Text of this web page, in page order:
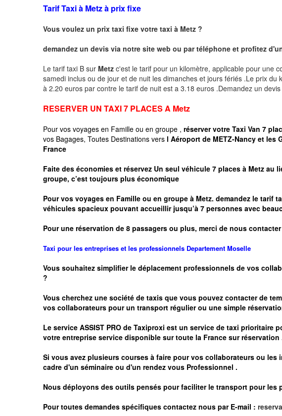
Tarif Taxi à Metz à prix fixe
Vous voulez un prix taxi fixe votre taxi à Metz ?
demandez un devis via notre site web ou par téléphone et profitez
Le tarif taxi B sur Metz c'est le tarif pour un kilomètre, applicable pour une
samedi inclus ou de jour et de nuit les dimanches et jours fériés .Le prix
à 2.20 euros par contre le tarif de nuit est a 3.18 euros .Demandez un devis
RESERVER UN TAXI 7 PLACES A Metz
Pour vos voyages en Famille ou en groupe , réserver votre Taxi Van 7
vos Bagages, Toutes Destinations vers l Aéroport de METZ-Nancy et les
France
Faite des économies et réservez Un seul véhicule 7 places à Metz au
groupe, c’est toujours plus économique
Pour vos voyages en Famille ou en groupe à Metz. demandez le tarif
véhicules spacieux pouvant accueillir jusqu’à 7 personnes avec
Pour une réservation de 8 passagers ou plus, merci de nous
Taxi pour les entreprises et les professionnels Departement Moselle
Vous souhaitez simplifier le déplacement professionnels de vos
?
Vous cherchez une société de taxis que vous pouvez contacter de
vos collaborateurs pour un transport régulierou une simple
Le service ASSIST PRO de Taxiproxi est un service de taxi prioritaire
votre entreprise service disponible sur toute la France sur réservation
Si vous avez plusieurs courses à faire pour vos collaborateurs ou les
cadre d'un séminaire ou d'un rendez vous Professionnel .
Nous déployons des outils pensés pour faciliter le transport pour les
Pour toutes demandes spécifiques contactez nous par E-mail :